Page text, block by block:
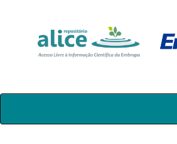
Skip